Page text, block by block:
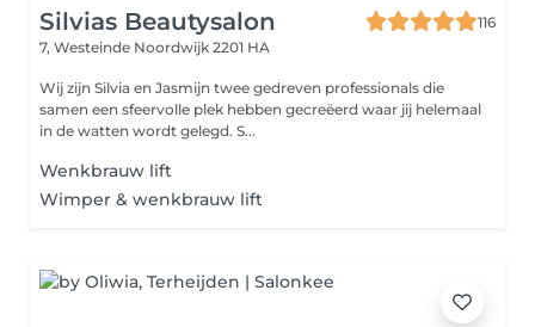
Silvias Beautysalon
116
7, Westeinde Noordwijk 2201 HA
Wij zijn Silvia en Jasmijn twee gedreven professionals die
samen een sfeervolle plek hebben gecreëerd waar jij helemaal
in de watten wordt gelegd. S...
Wenkbrauw lift
Wimper & wenkbrauw lift